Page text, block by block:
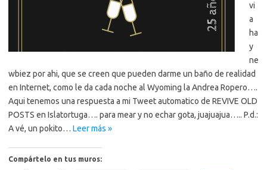
vi
a
ha
y
ne
wbiez por ahi, que se creen que pueden darme un baño de realidad
en Internet, como le da cada noche al Wyoming la Andrea Ropero….
Aqui tenemos una respuesta a mi Tweet automatico de REVIVE OLD
POSTS en Islatortuga…. para mear y no echar gota, juajuajua….. P.d.:
A vé, un pokito… Leer más »
Compártelo en tus muros: